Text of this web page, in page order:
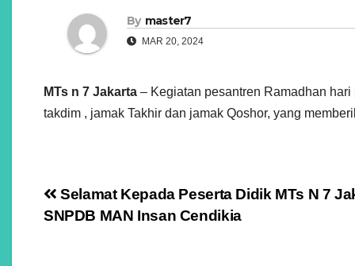
By master7
MAR 20, 2024
MTs n 7 Jakarta – Kegiatan pesantren Ramadhan
takdim , jamak Takhir dan jamak Qoshor, yang
Navigasi
Selamat Kepada Peserta Didik MTs N 7
SNPDB MAN Insan Cendikia